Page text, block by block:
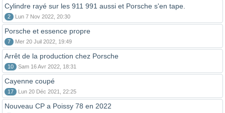
Cylindre rayé sur les 911 991 aussi et Porsche s'en tape.
2 Lun 7 Nov 2022, 20:30
Porsche et essence propre
7 Mer 20 Juil 2022, 19:49
Arrêt de la production chez Porsche
10 Sam 16 Avr 2022, 18:31
Cayenne coupé
17 Lun 20 Déc 2021, 22:25
Nouveau CP a Poissy 78 en 2022